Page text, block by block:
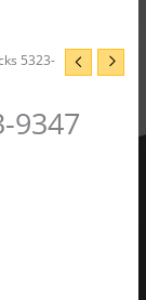
5323-
9347